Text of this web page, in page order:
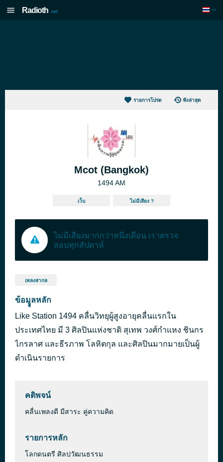
Radioth .net
รายการโปรด ฟังล่าสุด
Mcot (Bangkok)
1494 AM
เว็บ ไม่มีเสียง ?
ไม่มีเสียงมากกว่าหนึ่งเดือน เราตรวจ
สอบทุกสัปดาห์
เพลงสากล
ข้อมููลหลัก
Like Station 1494 คลื่นวิทยุผู้สูงอายุคลื่นแรกใน
ประเทศไทย มี 3 ศิลปินแห่งชาติ สุเทพ วงศ์กำแหง ชินกร
ไกรลาศ และธีรภาพ โลหิตกุล และศิลปินมากมายเป็นผู้
ดำเนินรายการ
คติพจน์
คลื่นเพลงดี มีสาระ คู่ความคิด
รายการหลัก
โลกดนตรี ศิลปวัฒนธรรม